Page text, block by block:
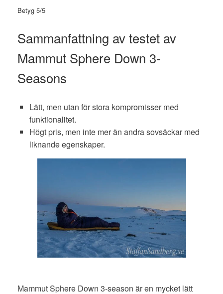
Betyg 5/5
Sammanfattning av testet av
Mammut Sphere Down 3-
Seasons
Lätt, men utan för stora kompromisser med
funktionalitet.
Högt pris, men inte mer än andra sovsäckar med
liknande egenskaper.
Mammut Sphere Down 3-season är en mycket lätt